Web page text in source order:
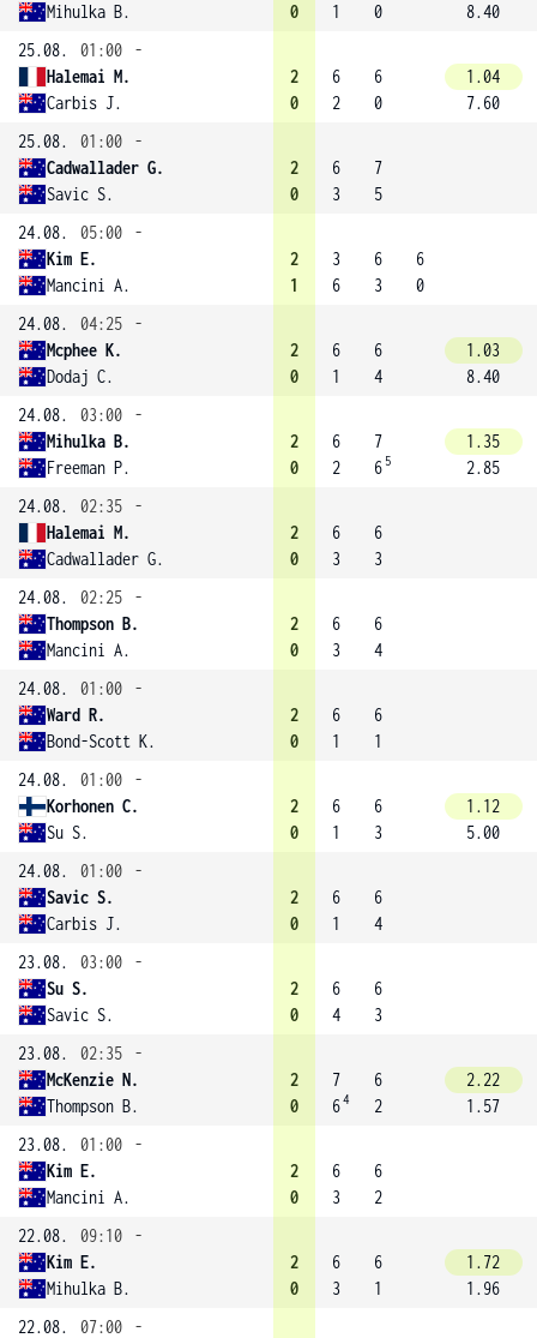
Mihulka B.
0
1
0
8.40
25.08.
01:00
-
Halemai M.
Carbis J.
2
0
6
2
6
0
1.04
7.60
25.08.
01:00
-
Cadwallader G.
Savic S.
2
0
6
3
7
5
24.08.
05:00
-
Kim E.
Mancini A.
2
1
3
6
6
3
6
0
24.08.
04:25
-
Mcphee K.
Dodaj C.
2
0
6
1
6
4
1.03
8.40
24.08.
03:00
-
Mihulka B.
Freeman P.
2
0
6
2
7
6 5
1.35
2.85
24.08.
02:35
-
Halemai M.
Cadwallader G.
2
0
6
3
6
3
24.08.
02:25
-
Thompson B.
Mancini A.
2
0
6
3
6
4
24.08.
01:00
-
Ward R.
Bond-Scott K.
2
0
6
1
6
1
24.08.
01:00
-
Korhonen C.
Su S.
2
0
6
1
6
3
1.12
5.00
24.08.
01:00
-
Savic S.
Carbis J.
2
0
6
1
6
4
23.08.
03:00
-
Su S.
Savic S.
2
0
6
4
6
3
23.08.
02:35
-
McKenzie N.
Thompson B.
2
0
7
64
6
2
2.22
1.57
23.08.
01:00
-
Kim E.
Mancini A.
2
0
6
3
6
2
22.08.
09:10
-
Kim E.
Mihulka B.
2
0
6
3
6
1
1.72
1.96
22.08.
07:00
-